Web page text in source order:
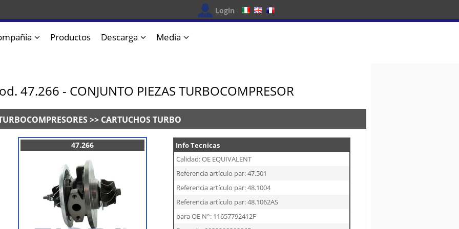
Login
Productos Descarga Media
47.266 - CONJUNTO PIEZAS TURBOCOMPRESOR
>> CARTUCHOS TURBO
47.266
Info Tecnicas
Calidad: OE EQUIVALENT
Referencia artículo par: 47.501
Referencia artículo par: 48.1004
Referencia artículo par: 48.1062AS
para OE N°: 11657792412F